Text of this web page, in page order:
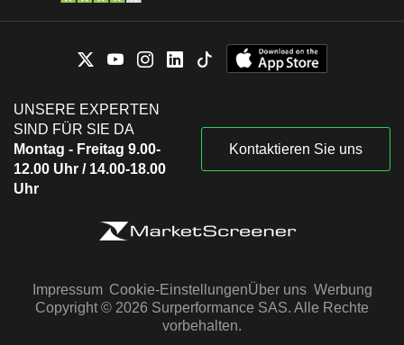
UNSERE EXPERTEN
SIND FÜR SIE DA
Montag - Freitag 9.00-
12.00 Uhr / 14.00-18.00
Uhr
Kontaktieren Sie uns
Impressum Cookie-EinstellungenÜber uns Werbung
Copyright © 2026 Surperformance SAS. Alle Rechte
vorbehalten.